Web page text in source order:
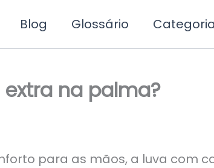
Blog Glossário
na palma?
para as mãos, a luva com